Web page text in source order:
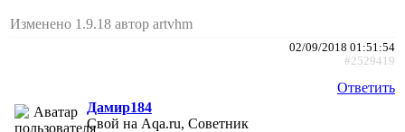
Изменено 1.9.18 автор artvhm
02/09/2018 01:51:54
#2529419
Ответить
Дамир184
Свой на Aqa.ru, Советник